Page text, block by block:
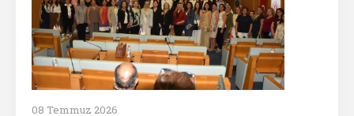
08 Temmuz 2026